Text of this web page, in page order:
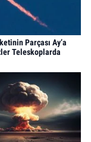
Parçası Ay’a
Teleskoplarda